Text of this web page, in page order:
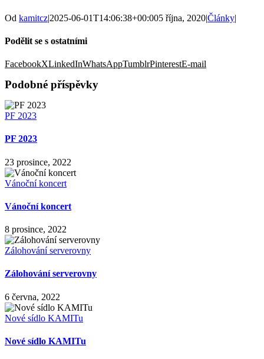
Od kamitcz|2025-06-01T14:06:38+00:005 října, 2020|Články|
Podělit se s ostatními
FacebookXLinkedInWhatsAppTumblrPinterestE-mail
Podobné příspěvky
PF 2023
PF 2023
23 prosince, 2022
Vánoční koncert
Vánoční koncert
8 prosince, 2022
Zálohování serverovny
Zálohování serverovny
6 června, 2022
Nové sídlo KAMITu
Nové sídlo KAMITu